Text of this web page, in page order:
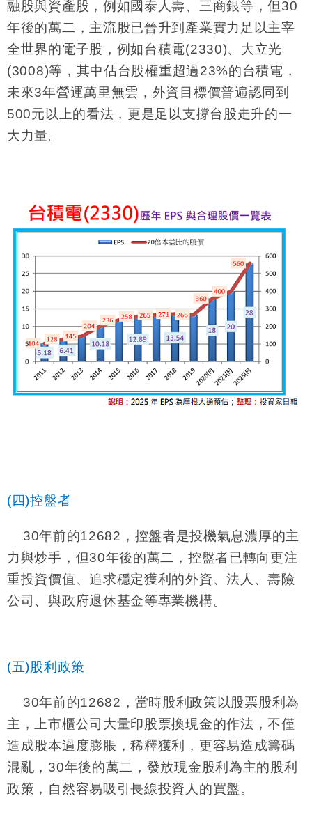
融股與資產股，例如國泰人壽、三商銀等，但30
年後的萬二，主流股已晉升到產業實力足以主宰
全世界的電子股，例如台積電(2330)、大立光
(3008)等，其中佔台股權重超過23%的台積電，
未來3年營運萬里無雲，外資目標價普遍認同到
500元以上的看法，更是足以支撐台股走升的一
大力量。
(四)控盤者
30年前的12682 ，控盤者是投機氣息濃厚的主
力與炒手，但30年後的萬二，控盤者已轉向更注
重投資價值、追求穩定獲利的外資、法人、壽險
公司、與政府退休基金等專業機構。
(五)股利政策
30年前的12682 ，當時股利政策以股票股利為
主，上市櫃公司大量印股票換現金的作法，不僅
造成股本過度膨脹，稀釋獲利，更容易造成籌碼
混亂， 30年後的萬二，發放現金股利為主的股利
政策，自然容易吸引長線投資人的買盤。